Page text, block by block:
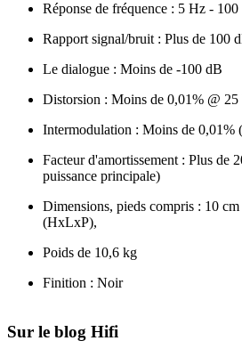
Réponse de fréquence : 5 Hz -
Rapport signal/bruit : Plus de 100
Le dialogue : Moins de -100 dB
Distorsion : Moins de 0,01% @
Intermodulation : Moins de
Facteur d'amortissement : Plus de
puissance principale)
Dimensions, pieds compris : 10
(HxLxP),
Poids de 10,6 kg
Finition : Noir
Sur le blog Hifi